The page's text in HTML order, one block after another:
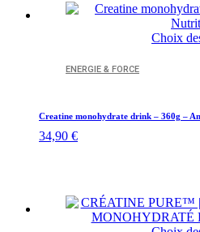
Choix
ENERGIE & FORCE
Creatine monohydrate drink – 360g –
34,90 €